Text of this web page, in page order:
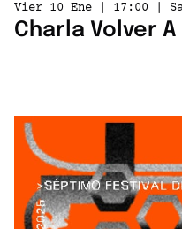
Vier 10 Ene | 17:00 |
Charla Volver A